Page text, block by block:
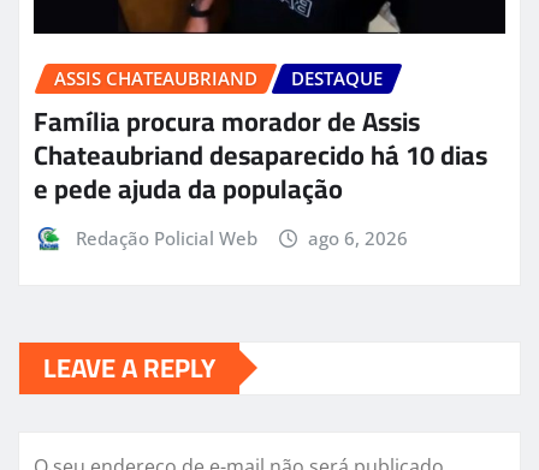
ASSIS CHATEAUBRIAND DESTAQUE
Família procura morador de Assis
Chateaubriand desaparecido há 10 dias
e pede ajuda da população
Redação Policial Web ago 6, 2026
LEAVE A REPLY